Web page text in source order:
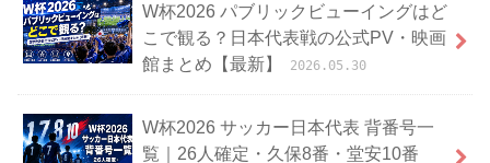
W杯2026 パブリックビューイングはど
こで観る？日本代表戦の公式PV・映画
館まとめ【最新】
2026.05.30
W杯2026 サッカー日本代表 背番号一
覧｜26人確定・久保8番・堂安10番